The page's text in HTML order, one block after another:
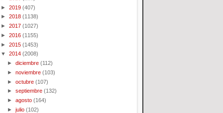
► 2019 (407)
► 2018 (1138)
► 2017 (1027)
► 2016 (1155)
► 2015 (1453)
▼ 2014 (2008)
►diciembre (112)
►noviembre (103)
►octubre (107)
►septiembre (132)
►agosto (164)
►julio (102)